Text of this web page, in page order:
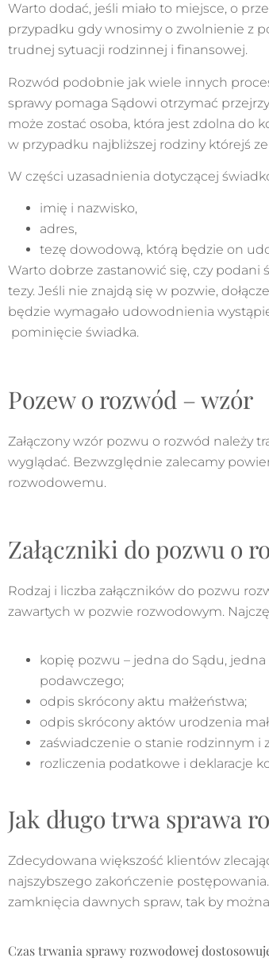
Warto dodać, jeśli miało to miejsce, o
przypadku gdy wnosimy o zwolnienie z
trudnej sytuacji rodzinnej i finansowej.
Rozwód podobnie jak wiele innych
sprawy pomaga Sądowi otrzymać
może zostać osoba, która jest zdolna do
w przypadku najbliższej rodziny którejś
W części uzasadnienia dotyczącej
imię i nazwisko,
adres,
tezę dowodową, którą będzie on
Warto dobrze zastanowić się, czy
tezy. Jeśli nie znajdą się w pozwie,
będzie wymagało udowodnienia
pominięcie świadka.
Pozew o rozwód – wzór
Załączony wzór pozwu o rozwód należy
wyglądać. Bezwzględnie zalecamy
rozwodowemu.
Załączniki do pozwu o
Rodzaj i liczba załączników do pozwu
zawartych w pozwie rozwodowym.
kopię pozwu – jedna do Sądu,
podawczego;
odpis skrócony aktu małżeństwa;
odpis skrócony aktów urodzenia
zaświadczenie o stanie rodzinnym i
rozliczenia podatkowe i deklaracje
Jak długo trwa sprawa
Zdecydowana większość klientów
najszybszego zakończenie
zamknięcia dawnych spraw, tak by
Czas trwania sprawy rozwodowej